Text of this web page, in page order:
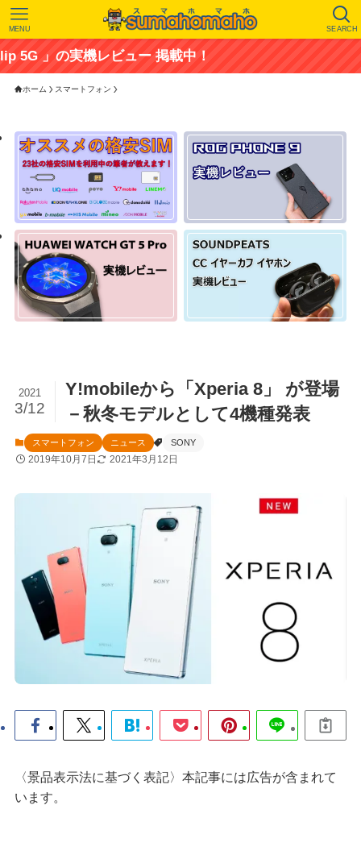
SEARCH
MENU
の実機レビュー 掲載中！
ホーム スマートフォン
Y!mobileから「Xperia 8」 が登場
－秋冬モデルとして4機種発表
2021
3/12
スマートフォン ニュース SONY
2019年10月7日 2021年3月12日
〈景品表示法に基づく表記〉本記事には広告が含まれて
います。